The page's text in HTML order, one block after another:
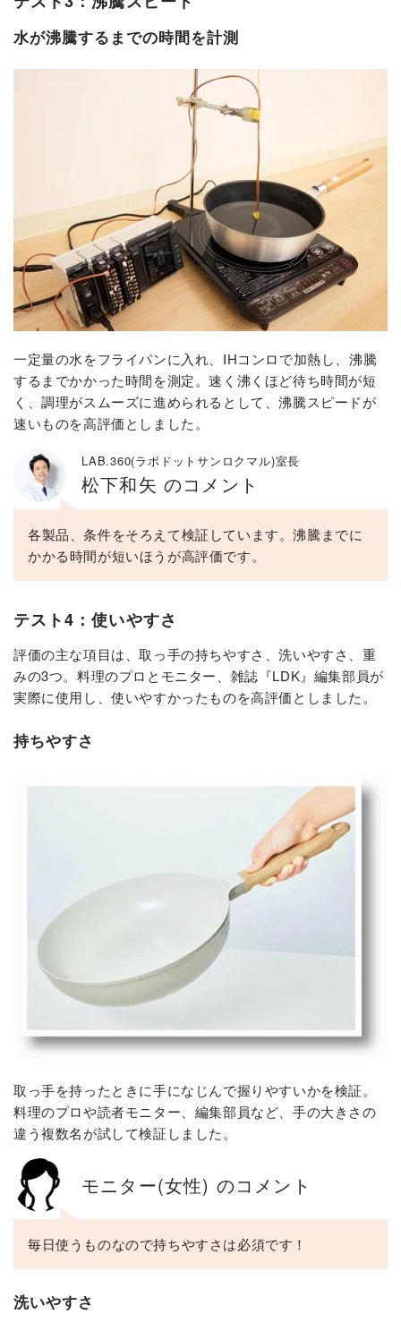
水が沸騰するまでの時間を計測
一定量の水をフライパンに入れ、IHコンロで加熱し、沸騰
するまでかかった時間を測定。速く沸くほど待ち時間が短
く、調理がスムーズに進められるとして、沸騰スピードが
速いものを高評価としました。
LAB.360(ラボドットサンロクマル)室長
松下和矢 のコメント
各製品、条件をそろえて検証しています。沸騰までに
かかる時間が短いほうが高評価です。
テスト4：使いやすさ
評価の主な項目は、取っ手の持ちやすさ、洗いやすさ、重
みの3つ。料理のプロとモニター、雑誌『LDK』編集部員が
実際に使用し、使いやすかったものを高評価としました。
持ちやすさ
取っ手を持ったときに手になじんで握りやすいかを検証。
料理のプロや読者モニター、編集部員など、手の大きさの
違う複数名が試して検証しました。
モニター(女性) のコメント
毎日使うものなので持ちやすさは必須です！
洗いやすさ